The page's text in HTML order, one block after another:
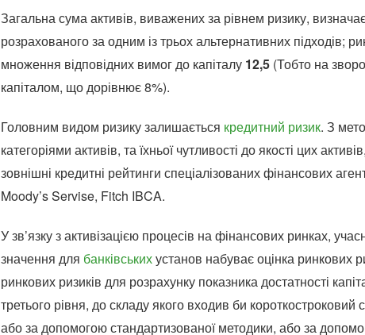
Загальна сума активів, виважених за рівнем ризику,
розрахованого за одним із трьох альтернативних підходів;
множення відповідних вимог до капіталу 12,5 (Тобто на
капіталом, що дорівнює 8%).
Головним видом ризику залишається кредитний ризик. З
категоріями активів, та їхньої чутливості до якості цих
зовнішні кредитні рейтинги спеціалізованих фінансових
Moody’s Servise, Fitch IBCA.
У зв’язку з активізацією процесів на фінансових ринках,
значення для банківськихустанов набуває оцінка ринкових
ринкових ризиків для розрахунку показника достатності
третього рівня, до складу якого входив би
або за допомогою стандартизованої методики, або за